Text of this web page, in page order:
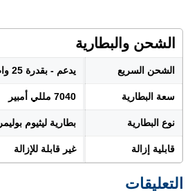
الشحن والبطارية
الشحن السريع يدعم - بقدرة 25 واط
سعة البطارية 7040 مللي أمبير
نوع البطارية بطارية ليثيوم بوليمر
قابلية إزالة غير قابلة للإزالة
التعليقات